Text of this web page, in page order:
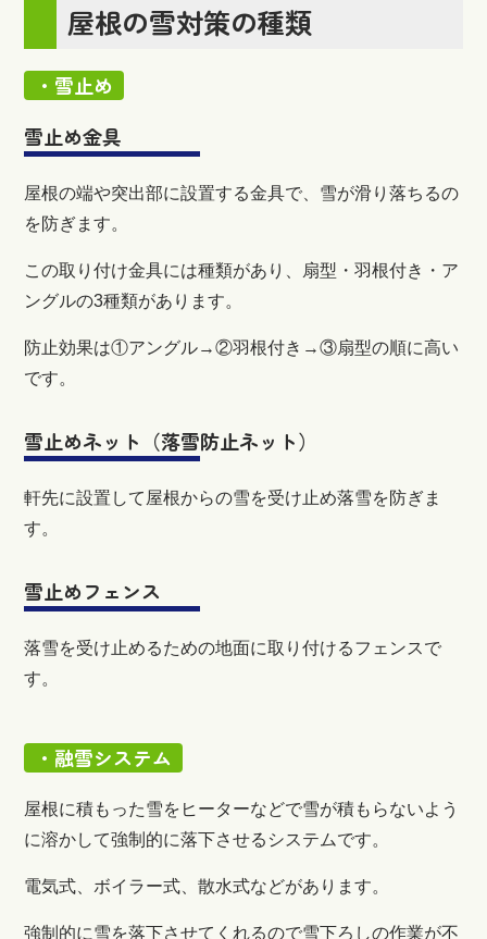
屋根の雪対策の種類
・雪止め
雪止め金具
屋根の端や突出部に設置する金具で、雪が滑り落ちるの
を防ぎます。
この取り付け金具には種類があり、扇型・羽根付き・ア
ングルの3種類があります。
防止効果は①アングル→②羽根付き→③扇型の順に高い
です。
雪止めネット（落雪防止ネット）
軒先に設置して屋根からの雪を受け止め落雪を防ぎま
す。
雪止めフェンス
落雪を受け止めるための地面に取り付けるフェンスで
す。
・融雪システム
屋根に積もった雪をヒーターなどで雪が積もらないよう
に溶かして強制的に落下させるシステムです。
電気式、ボイラー式、散水式などがあります。
強制的に雪を落下させてくれるので雪下ろしの作業が不